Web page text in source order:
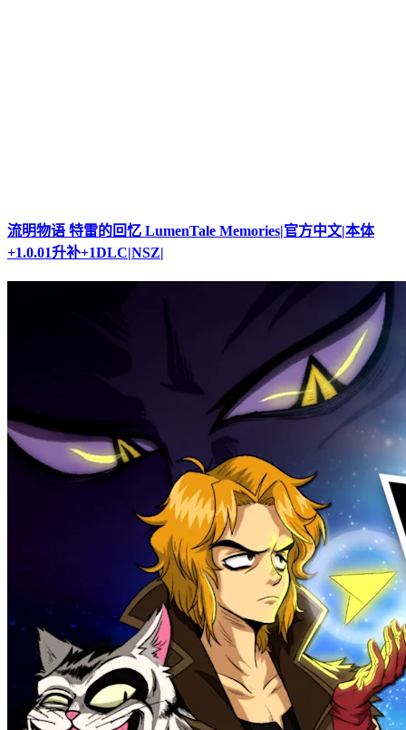
流明物语 特雷的回忆 LumenTale Memories|官方中文|本体
+1.0.01升补+1DLC|NSZ|